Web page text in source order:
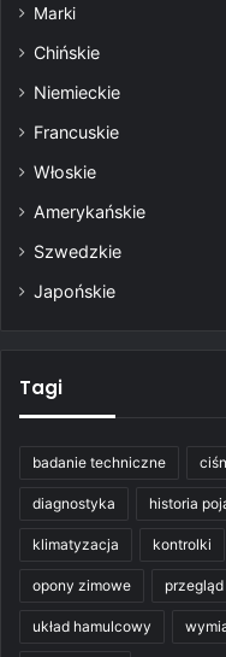
Marki
Chińskie
Niemieckie
Francuskie
Włoskie
Amerykańskie
Szwedzkie
Japońskie
Tagi
badanie techniczne
diagnostyka historia
klimatyzacja kontrolki
opony zimowe
układ hamulcowy